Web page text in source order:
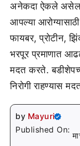
अनेकदा ऐकले
आपल्या
फायबर, प्रोटीन,
भरपूर प्रमाणात
मदत करते.
निरोगी राहण्यास
by Mayuri
Published On: